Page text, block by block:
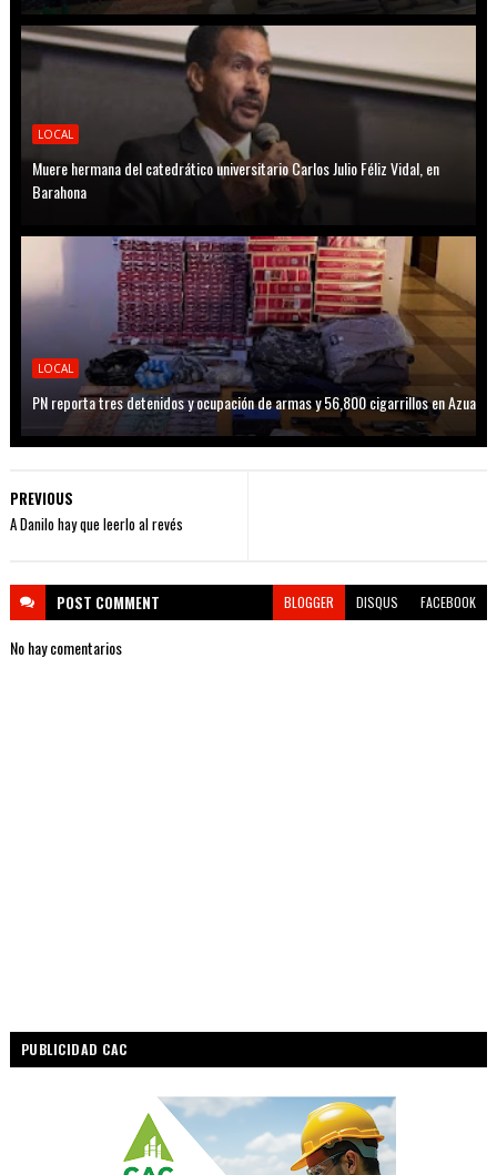
LOCAL
Muere hermana del catedrático universitario Carlos Julio Féliz Vidal, en
Barahona
LOCAL
PN reporta tres detenidos y ocupación de armas y 56,800 cigarrillos en Azua
PREVIOUS
A Danilo hay que leerlo al revés
POST COMMENT BLOGGER DISQUS FACEBOOK
No hay comentarios
PUBLICIDAD CAC